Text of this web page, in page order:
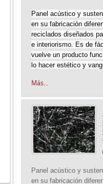
Panel acústico y
en su fabricación
reciclados diseñados
e interiorismo. Es de
vuelve un producto
lo hacer estético y
Más...
Panel acústico y
en su fabricación